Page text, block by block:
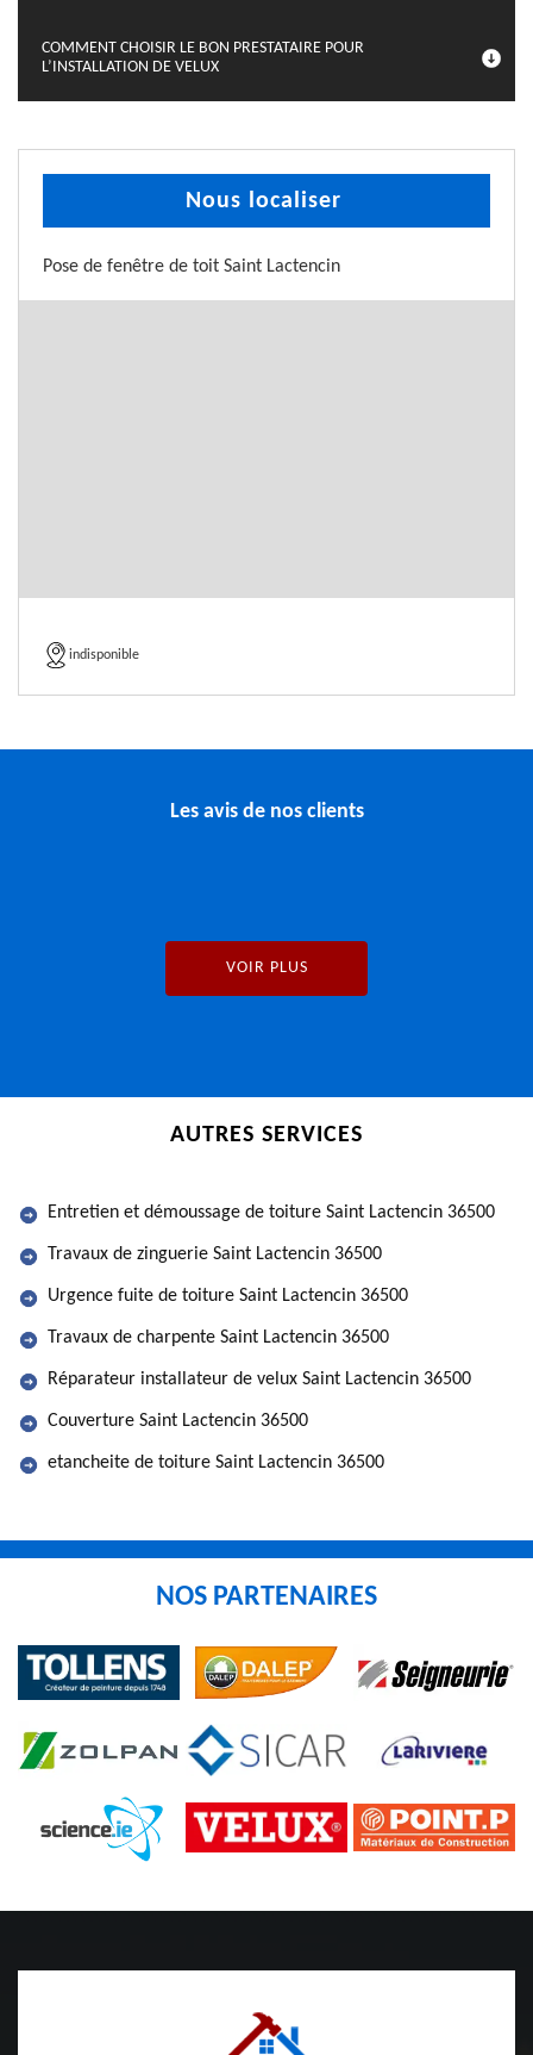
COMMENT CHOISIR LE BON PRESTATAIRE POUR
L’INSTALLATION DE VELUX
Nous localiser
Pose de fenêtre de toit Saint Lactencin
indisponible
Les avis de nos clients
VOIR PLUS
AUTRES SERVICES
Entretien et démoussage de toiture Saint Lactencin 36500
Travaux de zinguerie Saint Lactencin 36500
Urgence fuite de toiture Saint Lactencin 36500
Travaux de charpente Saint Lactencin 36500
Réparateur installateur de velux Saint Lactencin 36500
Couverture Saint Lactencin 36500
etancheite de toiture Saint Lactencin 36500
NOS PARTENAIRES